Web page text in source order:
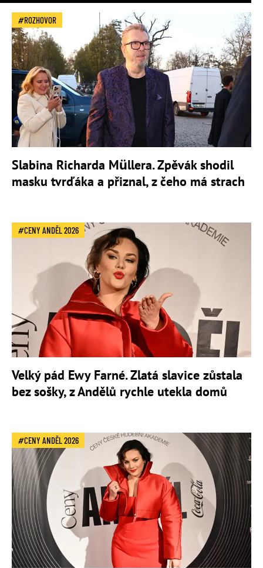
ROZHOVOR
Slabina Richarda Müllera. Zpěvák shodil
masku tvrďáka a přiznal, z čeho má strach
CENY ANDĚL 2026
Velký pád Ewy Farné. Zlatá slavice zůstala
bez sošky, z Andělů rychle utekla domů
CENY ANDĚL 2026